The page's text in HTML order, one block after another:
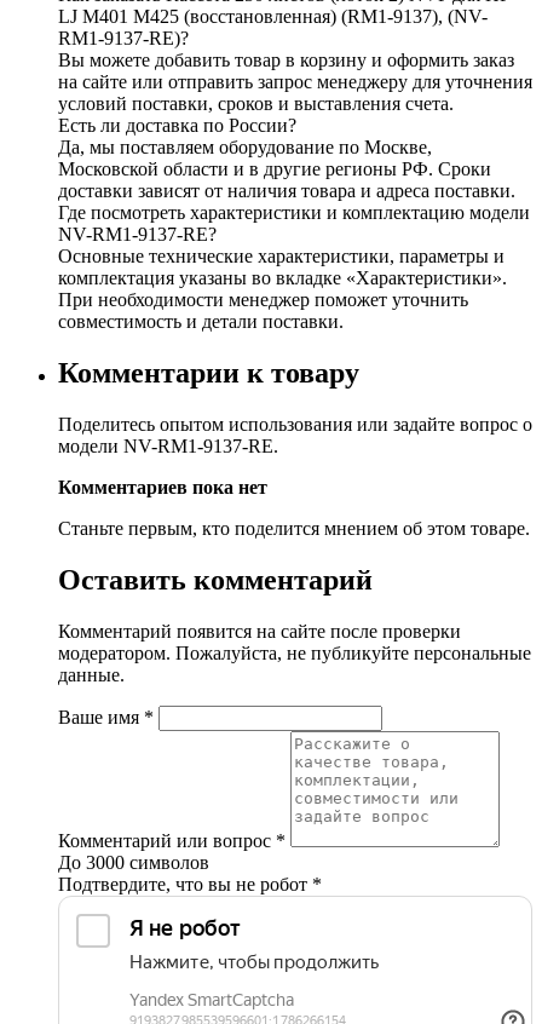
LJ M401 M425 (восстановленная) (RM1-9137), (NV-
RM1-9137-RE)?
Вы можете добавить товар в корзину и оформить заказ
на сайте или отправить запрос менеджеру для уточнения
условий поставки, сроков и выставления счета.
Есть ли доставка по России?
Да, мы поставляем оборудование по Москве,
Московской области и в другие регионы РФ. Сроки
доставки зависят от наличия товара и адреса поставки.
Где посмотреть характеристики и комплектацию модели
NV-RM1-9137-RE?
Основные технические характеристики, параметры и
комплектация указаны во вкладке «Характеристики».
При необходимости менеджер поможет уточнить
совместимость и детали поставки.
Комментарии к товару
Поделитесь опытом использования или задайте вопрос о
модели NV-RM1-9137-RE.
Комментариев пока нет
Станьте первым, кто поделится мнением об этом товаре.
Оставить комментарий
Комментарий появится на сайте после проверки
модератором. Пожалуйста, не публикуйте персональные
данные.
Ваше имя *
Комментарий или вопрос *
До 3000 символов
Подтвердите, что вы не робот *